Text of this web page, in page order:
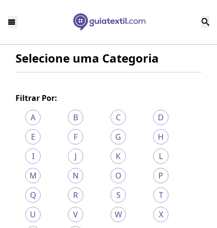
Selecione uma Categoria
Filtrar Por:
A
B C
D
E
F G
H
I
J K
L
M
N O
P
Q
R S
T
U
V W
X